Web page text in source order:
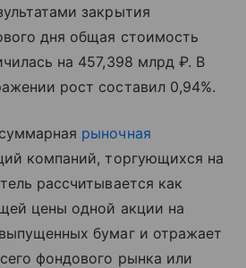
закрытия
дня общая стоимость
на 457,398 млрд ₽. В
рост составил 0,94%.
рыночная
компаний, торгующихся на
рассчитывается как
цены одной акции на
бумаг и отражает
фондового рынка или